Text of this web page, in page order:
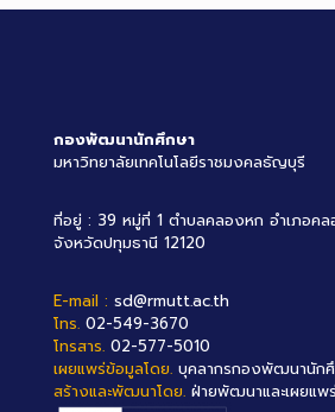
กองพัฒนานักศึกษา
มหาวิทยาลัยเทคโนโลยีราชมงคลธัญบุรี
ที่อยู่ : 39 หมู่ที่ 1 ตำบลคลองหก อำเภอค
จังหวัดปทุมธานี 12120
E-mail : sd@rmutt.ac.th
โทร. 02-549-3670
โทรสาร. 02-577-5010
เผยแพร่ข้อมูลโดย. บุคลากรกองพัฒนานัก
สร้างและพัฒนาโดย. ฝ่ายพัฒนาและเผยแพ